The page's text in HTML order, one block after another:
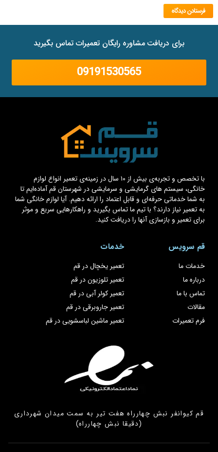
برای دریافت مشاوره رایگان تعمیرات تماس بگیرید
09191530565
با تخصص و تجربه‌ی بیش از ۱۰ سال در زمینه‌ی تعمیر انواع لوازم
خانگی، سیستم های گرمایشی و سرمایشی در شهرستان قم آماده‌ایم تا
به شما خدماتی حرفه‌ای و قابل اعتماد را ارائه دهیم. آیا لوازم خانگی شما
به تعمیر نیاز دارند؟ با تیم ما تماس بگیرید و راهکارهایی سریع و موثر
برای تعمیر و بازسازی آنها را دریافت کنید.
قم سرویس
خدمات ما
درباره ما
تماس با ما
مقالات
فرم تعمیرات
خدمات
تعمیر یخچال در قم
تعمیر تلوزیون در قم
تعمیر کولر آبی در قم
تعمیر جاروبرقی در قم
تعمیر ماشین لباسشویی در قم
قم کیوانفر نبش چهارراه هفت تیر به سمت میدان شهرداری
(دقیقا نبش چهارراه)